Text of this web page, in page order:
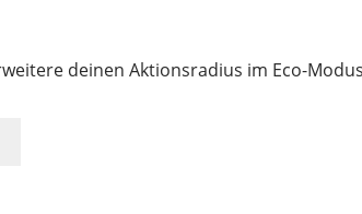
deinen Aktionsradius im Eco-
Sitzposition für schnelle und